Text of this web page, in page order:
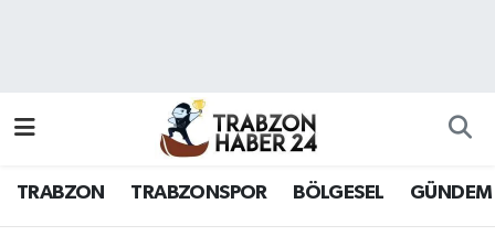
TRABZON TRABZONSPOR BÖLGESEL GÜNDEM
Hava Durumu
Namaz Vakitleri